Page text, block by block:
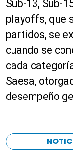
Sub-13, Sub-
playoffs, que
partidos, se
cuando se
cada
Saesa,
desempeño